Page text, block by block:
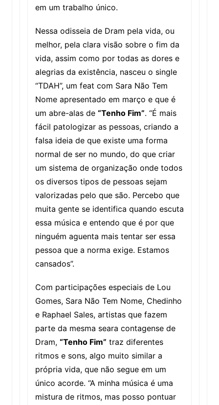
em um trabalho único.
Nessa odisseia de Dram pela vida, ou
melhor, pela clara visão sobre o fim da
vida, assim como por todas as dores e
alegrias da existência, nasceu o single
“TDAH”, um feat com Sara Não Tem
Nome apresentado em março e que é
um abre-alas de “Tenho Fim”. “É mais
fácil patologizar as pessoas, criando a
falsa ideia de que existe uma forma
normal de ser no mundo, do que criar
um sistema de organização onde todos
os diversos tipos de pessoas sejam
valorizadas pelo que são. Percebo que
muita gente se identifica quando escuta
essa música e entendo que é por que
ninguém aguenta mais tentar ser essa
pessoa que a norma exige. Estamos
cansados”.
Com participações especiais de Lou
Gomes, Sara Não Tem Nome, Chedinho
e Raphael Sales, artistas que fazem
parte da mesma seara contagense de
Dram, “Tenho Fim” traz diferentes
ritmos e sons, algo muito similar a
própria vida, que não segue em um
único acorde. “A minha música é uma
mistura de ritmos, mas posso pontuar